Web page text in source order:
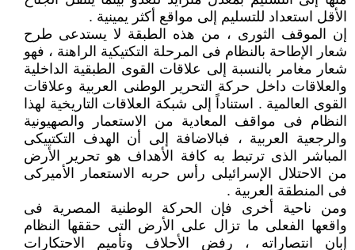
الأقل استعداد للتسليم إلى مواقع أكثر يمينية .
إن الموقف الثورى ، من هذه الطبقة لا يستدعى طرح
شعار الإطاحة بالنظام فى المرحلة التكتيكية الراهنة ، فهو
شعار مغامر بالنسبة إلى علاقات القوى الطبقية الداخلية
والعلاقات داخل حركة التحرير الوطنى العربية وعلاقات
القوى العالمية . استناداً إلى شبكة العلاقات التاريخية لهذا
النظام فى مواقف المعادية من الاستعمار والصهيونية
والرجعية العربية ، فبالاضافة إلى أن الهدف التكتييكى
المباشر الذى ترتبط به كافة الأهداف هو تحرير الأرض
من الاحتلال الإسرائيلى رأس حربه الاستعمار الأميركى
فى المنطقة العربية .
ومن ناحية أخرى فإن الحركة الوطنية المصرية فى
واقعها الفعلى ما تزال على الأرض التى حققها النظام
إبان انتصاراته ، رفض الأحلاف وتأميم الاحتكارات